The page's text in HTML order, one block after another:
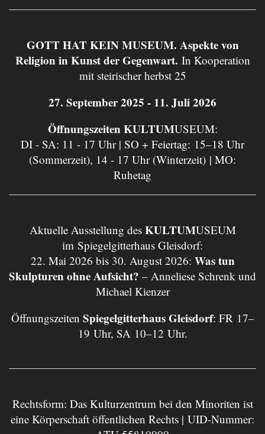
GOTT HAT KEIN MUSEUM. Aspekte von
Religion in Kunst der Gegenwart. In Kooperation
mit steirischer herbst 25
27. September 2025 - 11. Juli 2026
Öffnungszeiten KULTUMUSEUM:
DI - SA: 11 - 17 Uhr | SO + Feiertag: 15–18 Uhr
(Sommerzeit), 14 - 17 Uhr (Winterzeit) | MO:
Ruhetag
Aktuelle Ausstellung des KULTUMUSEUM
im Spiegelgitterhaus Gleisdorf:
22. Mai 2026 bis 30. August 2026: Was tun
Skulpturen ohne Aufsicht? – Anneliese Schrenk und
Michael Kienzer
Öffnungszeiten Spiegelgitterhaus Gleisdorf: FR 17–
19 Uhr, SA 10–12 Uhr.
Rechtsform: Das Kulturzentrum bei den Minoriten ist
eine Körperschaft öffentlichen Rechts | UID-Nummer: